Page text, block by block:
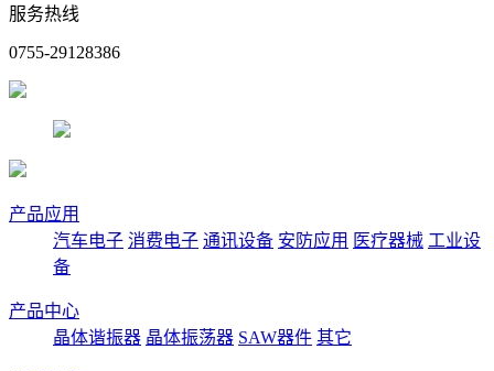
服务热线
0755-29128386
产品应用
汽车电子 消费电子 通讯设备 安防应用 医疗器械 工业设
备
产品中心
晶体谐振器 晶体振荡器 SAW器件 其它